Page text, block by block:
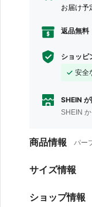
お届け予
返品無料
ショッピ
安全
SHEIN
SHEIN
商品情報 パー
サイズ情報
ショップ情報
4.85